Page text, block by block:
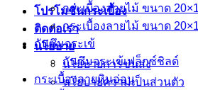
โปรโมชั่นกระเบื้อง
ติดต่อเรา
นโยบาย
นโยบายการขนส่ง
นโยบายความเป็นส่วนตัว
กระเบื้องลายไม้ ขนาด
กระเบื้องลายไม้ ขนาด
กันซึมจระเข้
กันซึมจระเข้เฟล็กซ์ชิลด์
กระเบื้องลายหินอ่อน